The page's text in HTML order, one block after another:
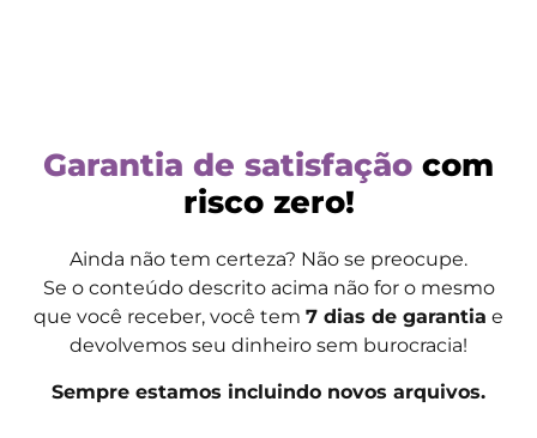
Garantia de satisfação com
risco zero!
Ainda não tem certeza? Não se preocupe.
Se o conteúdo descrito acima não for o mesmo
que você receber, você tem 7 dias de garantia e
devolvemos seu dinheiro sem burocracia!
Sempre estamos incluindo novos arquivos.